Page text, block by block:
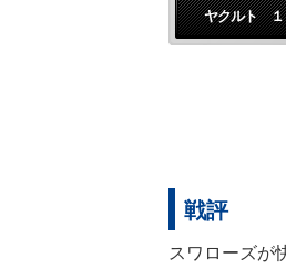
ヤクルト
戦評
スワローズが